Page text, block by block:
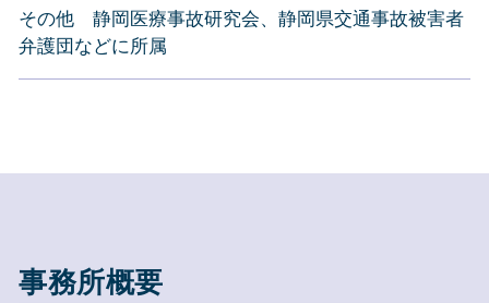
その他 静岡医療事故研究会、静岡県交通事故被害者
弁護団などに所属
事務所概要